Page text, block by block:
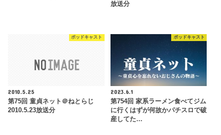
放送分
ポッドキャスト
2010.5.25
第75回 童貞ネット＠ねとらじ
2010.5.23放送分
ポッドキャスト
2023.6.1
第754回 家系ラーメン食べてジム
に行くはずが何故かパチスロで破
産してた…